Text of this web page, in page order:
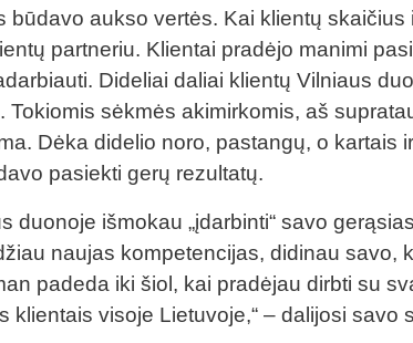
būdavo aukso vertės. Kai klientų
partneriu. Klientai pradėjo manimi
Dideliai daliai klientų Vilniaus
Tokiomis sėkmės akimirkomis, aš
Dėka didelio noro, pastangų, o kartais
pasiekti gerų rezultatų.
duonoje išmokau „įdarbinti“ savo
naujas kompetencijas, didinau savo,
padeda iki šiol, kai pradėjau dirbti su
klientais visoje Lietuvoje,“ – dalijosi savo